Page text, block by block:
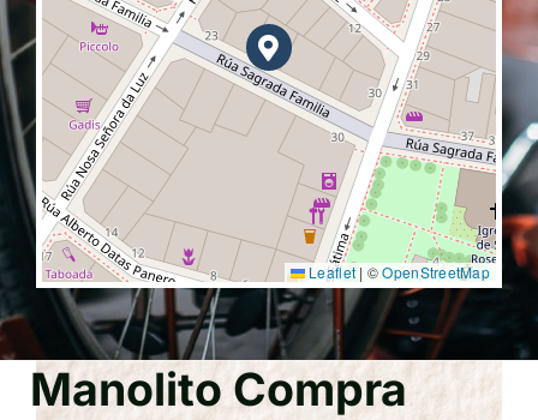
Leaflet | ©OpenStreetMap
Manolito Compra